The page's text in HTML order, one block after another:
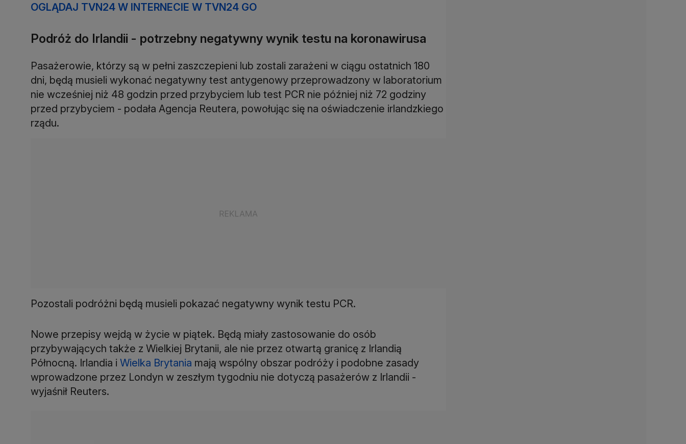
OGLĄDAJ TVN24 W INTERNECIE W TVN24 GO
Podróż do Irlandii - potrzebny negatywny wynik testu na koronawirusa
Pasażerowie, którzy są w pełni zaszczepieni lub zostali zarażeni w ciągu ostatnich 180
dni, będą musieli wykonać negatywny test antygenowy przeprowadzony w laboratorium
nie wcześniej niż 48 godzin przed przybyciem lub test PCR nie później niż 72 godziny
przed przybyciem - podała Agencja Reutera, powołując się na oświadczenie irlandzkiego
rządu.
Pozostali podróżni będą musieli pokazać negatywny wynik testu PCR.
Nowe przepisy wejdą w życie w piątek. Będą miały zastosowanie do osób
przybywających także z Wielkiej Brytanii, ale nie przez otwartą granicę z Irlandią
Północną. Irlandia i Wielka Brytania mają wspólny obszar podróży i podobne zasady
wprowadzone przez Londyn w zeszłym tygodniu nie dotyczą pasażerów z Irlandii -
wyjaśnił Reuters.